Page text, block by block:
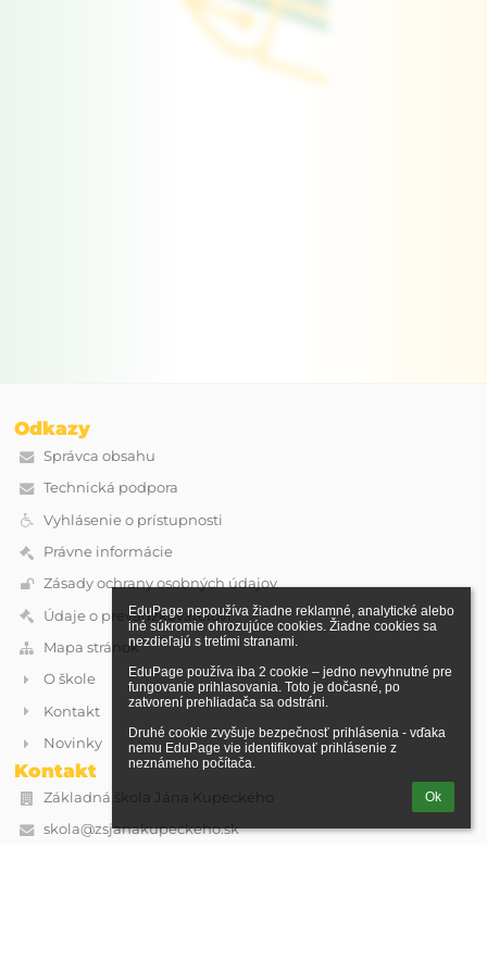
EduPage nepoužíva žiadne reklamné, analytické alebo
iné súkromie ohrozujúce cookies. Žiadne cookies sa
nezdieľajú s tretími stranami.
EduPage používa iba 2 cookie – jedno nevyhnutné pre
fungovanie prihlasovania. Toto je dočasné, po
zatvorení prehliadača sa odstráni.
Druhé cookie zvyšuje bezpečnosť prihlásenia - vďaka
nemu EduPage vie identifikovať prihlásenie z
neznámeho počítača.
Ok
Odkazy
Správca obsahu
Technická podpora
Vyhlásenie o prístupnosti
Právne informácie
Zásady ochrany osobných údajov
Údaje o prevádzkovateľovi
Mapa stránok
O škole
Kontakt
Novinky
Kontakt
Základná škola Jána Kupeckého
skola@zsjanakupeckeho.sk